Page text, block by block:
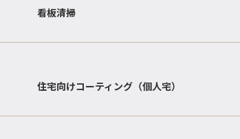
看板清掃
住宅向けコーティング（個人宅）